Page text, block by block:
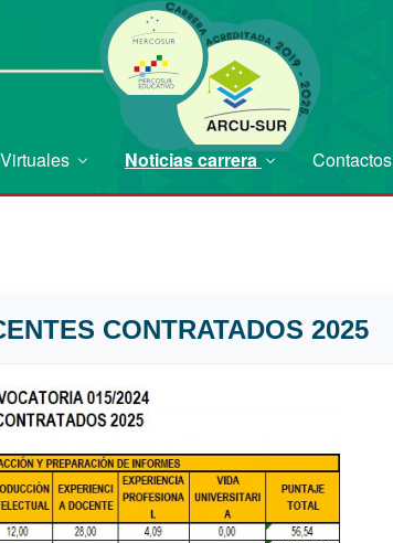
Noticias carrera Contactos
CONTRATADOS 2025